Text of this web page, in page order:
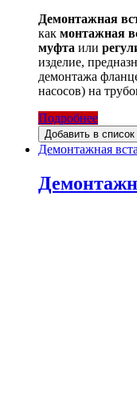
Демонтажная
как монтажная
муфта или
изделие,
демонтажа
насосов) на
Подробнее
Добавить в
Демонтажная